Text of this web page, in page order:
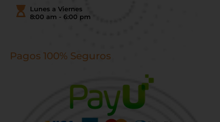
Lunes a Viernes
8:00 am - 6:00 pm
Pagos 100% Seguros